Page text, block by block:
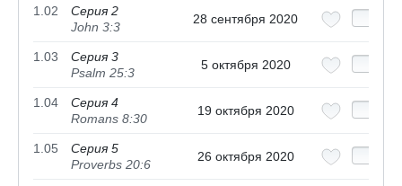
1.02
Серия 2
John 3:3
28 сентября 2020
1.03
Серия 3
Psalm 25:3
5 октября 2020
1.04
Серия 4
Romans 8:30
19 октября 2020
1.05
Серия 5
Proverbs 20:6
26 октября 2020